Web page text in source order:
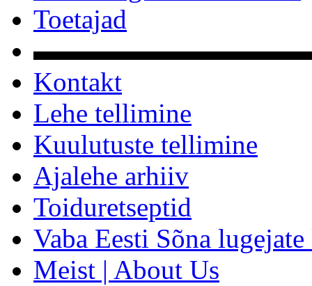
Toetajad
Kontakt
Lehe tellimine
Kuulutuste tellimine
Ajalehe arhiiv
Toiduretseptid
Vaba Eesti Sõna
Meist | About Us